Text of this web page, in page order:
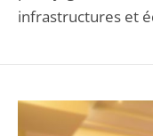
infrastructures et